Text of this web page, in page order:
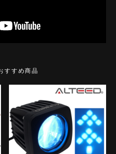
すすめ商品